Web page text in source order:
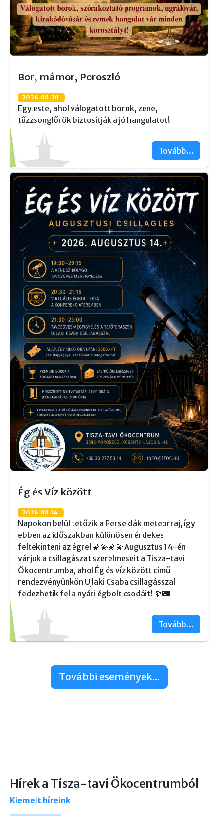
Bor, mámor, Poroszló
2026.08.20.
Egy este, ahol válogatott borok, zene,
tűzzsonglőrök biztosítják a jó hangulatot!
Tovább...
Ég és Víz között
2026.08.14.
Napokon belül tetőzik a Perseidák meteorraj, így
ebben az időszakban különösen érdekes
feltekinteni az égre! 🌠💫🌠💫Augusztus 14-én
várjuk a csillagászat szerelmeseit a Tisza-tavi
Ökocentrumba, ahol Ég és víz között című
rendezvényünkön Ujlaki Csaba csillagásszal
fedezhetik fel a nyári égbolt csodáit! 🔭🌃
Tovább...
További események...
Hírek a Tisza-tavi Ökocentrumból
Kiemelt híreink